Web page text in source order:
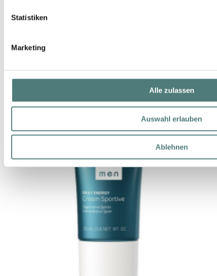
Statistiken
Marketing
Alle zulassen
Auswahl erlauben
Ablehnen
DECLARÉ
16,99 €